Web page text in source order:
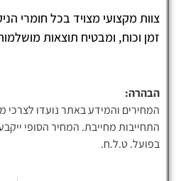
צוות מקצועי מצויד בכל חומרי
זמן וכוח, ומבטיח תוצאות
הבהרה:
המחירים והמידע באתר נועדו לצרכי
התחייבות מחייבת. המחיר הסופי
בפועל. ט.ל.ח.